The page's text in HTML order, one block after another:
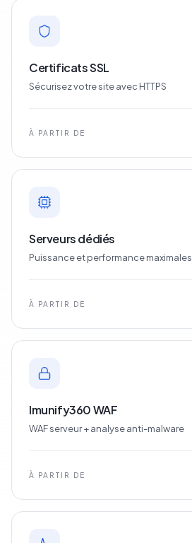
Certificats SSL
Sécurisez votre site avec HTTPS
À PARTIR DE
Serveurs dédiés
Puissance et performance maximales
À PARTIR DE
Imunify360 WAF
WAF serveur + analyse anti-malware
À PARTIR DE